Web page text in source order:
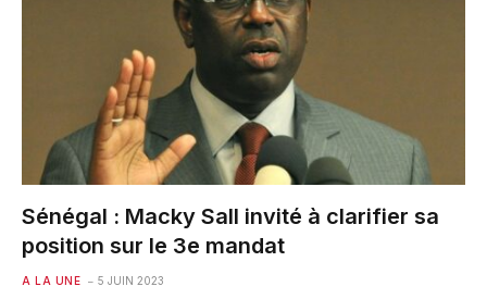
Sénégal : Macky Sall invité à clarifier sa
position sur le 3e mandat
A LA UNE 5 JUIN 2023